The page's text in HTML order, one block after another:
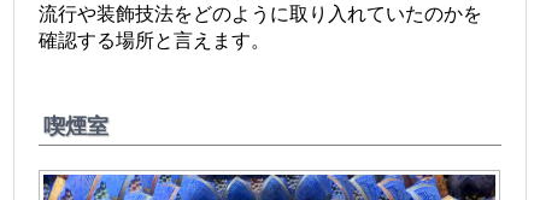
流行や装飾技法をどのように取り入れていたのかを
確認する場所と言えます。
喫煙室